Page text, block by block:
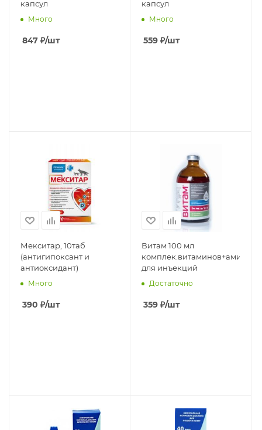
капсул
Много
847 ₽/шт
капсул
Много
559 ₽/шт
Мекситар, 10таб
(антигипоксант и
антиоксидант)
Много
390 ₽/шт
Витам 100 мл
для инъекций
Достаточно
359 ₽/шт